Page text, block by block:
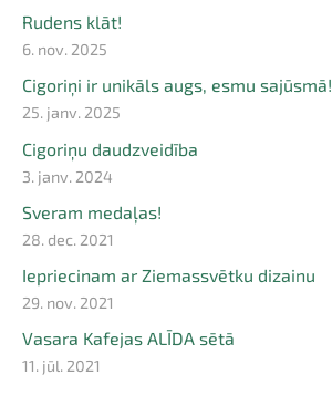
Rudens klāt!
6. nov. 2025
Cigoriņi ir unikāls augs, esmu sajūsmā!
25. janv. 2025
Cigoriņu daudzveidība
3. janv. 2024
Sveram medaļas!
28. dec. 2021
Iepriecinam ar Ziemassvētku dizainu
29. nov. 2021
Vasara Kafejas ALĪDA sētā
11. jūl. 2021